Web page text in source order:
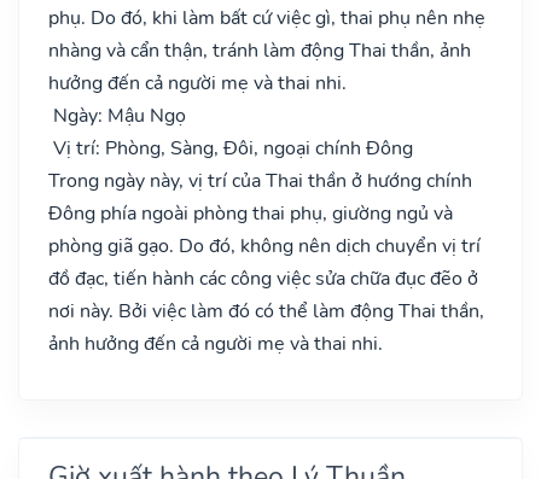
phụ. Do đó, khi làm bất cứ việc gì, thai phụ nên nhẹ
nhàng và cẩn thận, tránh làm động Thai thần, ảnh
hưởng đến cả người mẹ và thai nhi.
Ngày: Mậu Ngọ
Vị trí: Phòng, Sàng, Đôi, ngoại chính Đông
Trong ngày này, vị trí của Thai thần ở hướng chính
Đông phía ngoài phòng thai phụ, giường ngủ và
phòng giã gạo. Do đó, không nên dịch chuyển vị trí
đồ đạc, tiến hành các công việc sửa chữa đục đẽo ở
nơi này. Bởi việc làm đó có thể làm động Thai thần,
ảnh hưởng đến cả người mẹ và thai nhi.